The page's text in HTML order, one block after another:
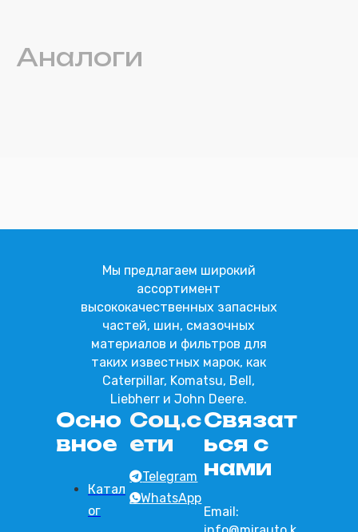
Аналоги
Мы предлагаем широкий
ассортимент
высококачественных запасных
частей, шин, смазочных
материалов и фильтров для
таких известных марок, как
Caterpillar, Komatsu, Bell,
Liebherr и John Deere.
Осно
вное
Катал
ог
Соц.с
ети
Telegram
WhatsApp
Связат
ься с
нами
Email:
Удалить